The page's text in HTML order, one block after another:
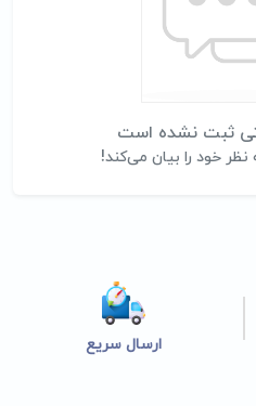
ثبت نشده است
نظر خود را بیان می‌کند!
ارسال سریع